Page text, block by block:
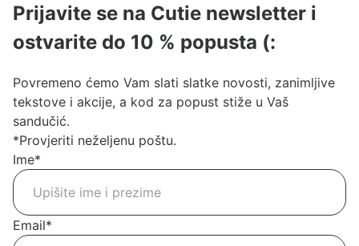
Prijavite se na Cutie newsletter i
ostvarite do 10 % popusta (:
Povremeno ćemo Vam slati slatke novosti, zanimljive
tekstove i akcije, a kod za popust stiže u Vaš
sandučić.
*Provjeriti neželjenu poštu.
Ime*
Email*